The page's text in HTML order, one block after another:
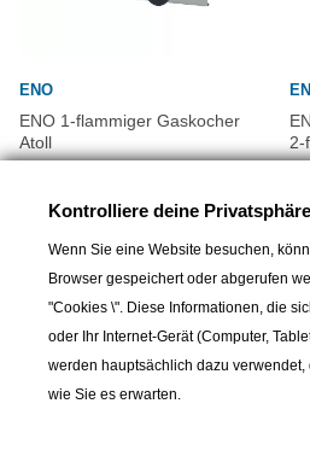
ENO
ENO 1-flammiger Gaskocher
Atoll
2-
Kontrolliere deine Privatsphäre
Wenn Sie eine Website besuchen,
Browser gespeichert oder abgerufen
"Cookies \". Diese Informationen, die
oder Ihr Internet-Gerät (Computer,
werden hauptsächlich dazu verwendet,
wie Sie es erwarten.